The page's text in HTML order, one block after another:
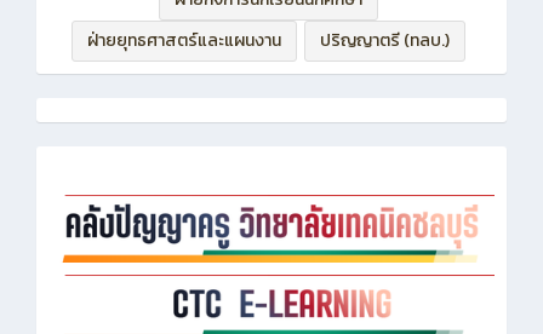
ฝ่ายกิจการนักเรียนนักศึกษา
ฝ่ายยุทธศาสตร์และแผนงาน
ปริญญาตรี (ทลบ.)